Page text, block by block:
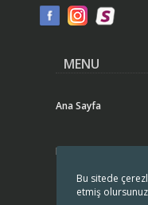
Bu sitede
etmiş
MENU
Ana Sayfa
Hakkımızda
Ürünlerimiz